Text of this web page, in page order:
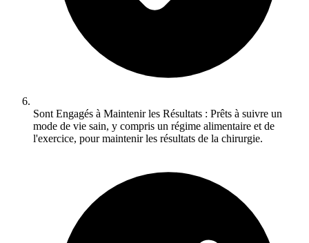
Sont Engagés à Maintenir les Résultats : Prêts à suivre un
mode de vie sain, y compris un régime alimentaire et de
l'exercice, pour maintenir les résultats de la chirurgie.